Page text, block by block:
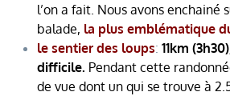
l’on a fait. Nous avons enchainé
balade, la plus emblématique
le sentier des loups:11km
difficile. Pendant cette
de vue dont un qui se trouve à